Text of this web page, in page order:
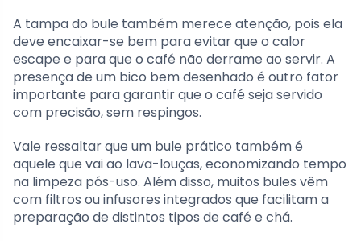
A tampa do bule também merece atenção, pois ela
deve encaixar-se bem para evitar que o calor
escape e para que o café não derrame ao servir. A
presença de um bico bem desenhado é outro fator
importante para garantir que o café seja servido
com precisão, sem respingos.
Vale ressaltar que um bule prático também é
aquele que vai ao lava-louças, economizando tempo
na limpeza pós-uso. Além disso, muitos bules vêm
com filtros ou infusores integrados que facilitam a
preparação de distintos tipos de café e chá.